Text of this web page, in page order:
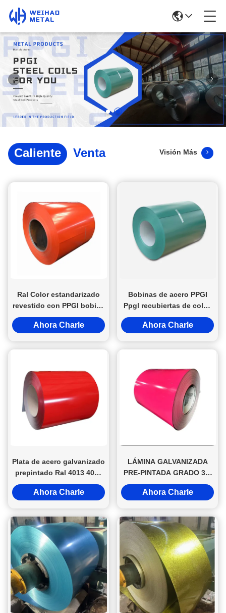
Caliente Venta Visión Más
Ral Color estandarizado
revestido con PPGI bobina
de acero de lámina de
metal rollo PVDF
Ahora Charle
Bobinas de acero PPGI
Ppgl recubiertas de color,
materiales de techado
certificados JIS/BIS/ASTM,
Ahora Charle
Plata de acero galvanizado
prepintado Ral 4013 4025
acero Ppgi C508/610mm
Ahora Charle
LÁMINA GALVANIZADA
PRE-PINTADA GRADO 33-
80 BOBINA PPGI CON
RECUBRIMIENTO DE
TISI BIS SASO
Ahora Charle